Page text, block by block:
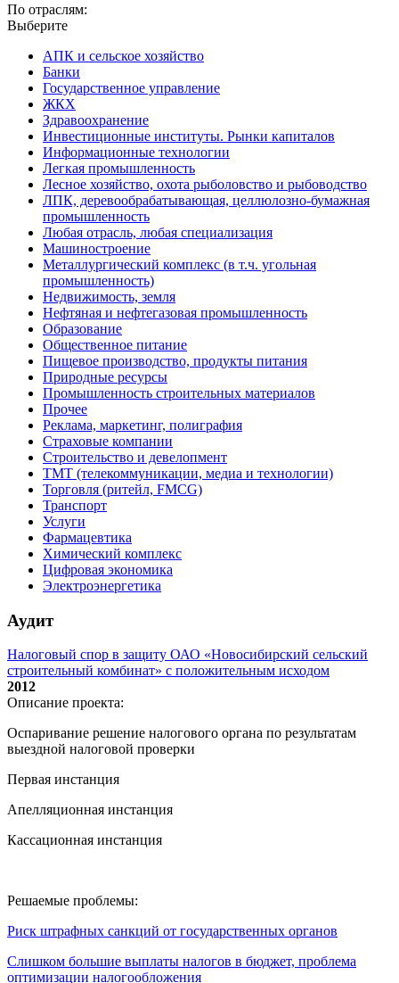
По отраслям:
Выберите
АПК и сельское хозяйство
Банки
Государственное управление
ЖКХ
Здравоохранение
Инвестиционные институты. Рынки капиталов
Информационные технологии
Легкая промышленность
Лесное хозяйство, охота рыболовство и рыбоводство
ЛПК, деревообрабатывающая, целлюлозно-бумажная
промышленность
Любая отрасль, любая специализация
Машиностроение
Металлургический комплекс (в т.ч. угольная
промышленность)
Недвижимость, земля
Нефтяная и нефтегазовая промышленность
Образование
Общественное питание
Пищевое производство, продукты питания
Природные ресурсы
Промышленность строительных материалов
Прочее
Реклама, маркетинг, полиграфия
Страховые компании
Строительство и девелопмент
ТМТ (телекоммуникации, медиа и технологии)
Торговля (ритейл, FMCG)
Транспорт
Услуги
Фармацевтика
Химический комплекс
Цифровая экономика
Электроэнергетика
Аудит
Налоговый спор в защиту ОАО «Новосибирский сельский
строительный комбинат» с положительным исходом
2012
Описание проекта:
Оспаривание решение налогового органа по результатам
выездной налоговой проверки
Первая инстанция
Апелляционная инстанция
Кассационная инстанция
Решаемые проблемы:
Риск штрафных санкций от государственных органов
Слишком большие выплаты налогов в бюджет, проблема
оптимизации налогообложения